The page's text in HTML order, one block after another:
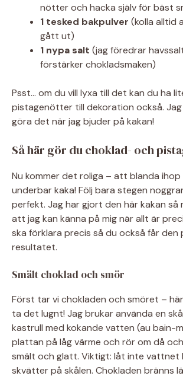
nötter och hacka själv för bäst
1 tesked bakpulver (kolla alltid
gått ut)
1 nypa salt (jag föredrar
förstärker chokladsmaken)
Psst… om du vill lyxa till det kan du ha
pistagenötter till dekoration också.
göra det när jag bjuder på kakan!
Så här gör du choklad- och
Nu kommer det roliga – att blanda ihop
underbar kaka! Följ bara stegen
perfekt. Jag har gjort den här kakan så
att jag kan känna på mig när allt är
ska förklara precis så du också får den
resultatet.
Smält choklad och smör
Först tar vi chokladen och smöret –
ta det lugnt! Jag brukar använda en
kastrull med kokande vatten (au bain-
plattan på låg värme och rör om då
smält och glatt. Viktigt: låt inte vattnet
skvätter på skålen. Chokladen bränns